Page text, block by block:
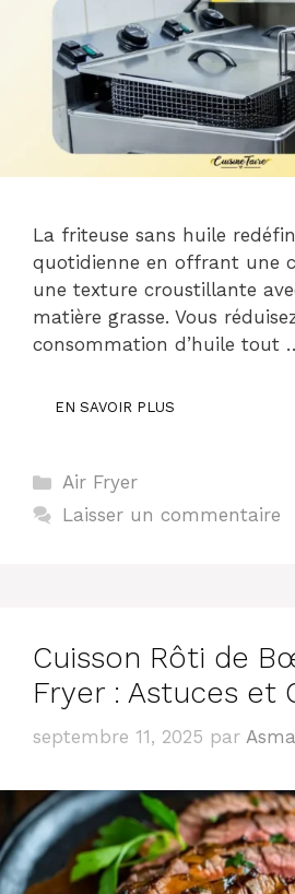
La friteuse sans huile
quotidienne en offrant une
une texture croustillante
matière grasse. Vous
consommation d’huile tout
EN SAVOIR PLUS
Catégories
Air Fryer
Laisser un commentaire
Cuisson Rôti de
Fryer : Astuces et
septembre 11, 2025 par